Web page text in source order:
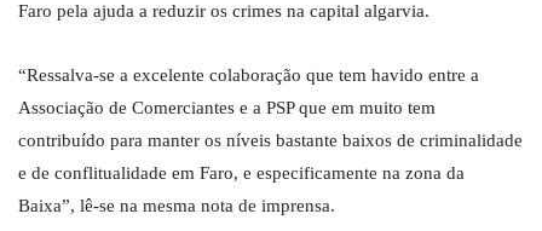
Faro pela ajuda a reduzir os crimes na capital algarvia.
“Ressalva-se a excelente colaboração que tem havido entre a
Associação de Comerciantes e a PSP que em muito tem
contribuído para manter os níveis bastante baixos de criminalidade
e de conflitualidade em Faro, e especificamente na zona da
Baixa”, lê-se na mesma nota de imprensa.